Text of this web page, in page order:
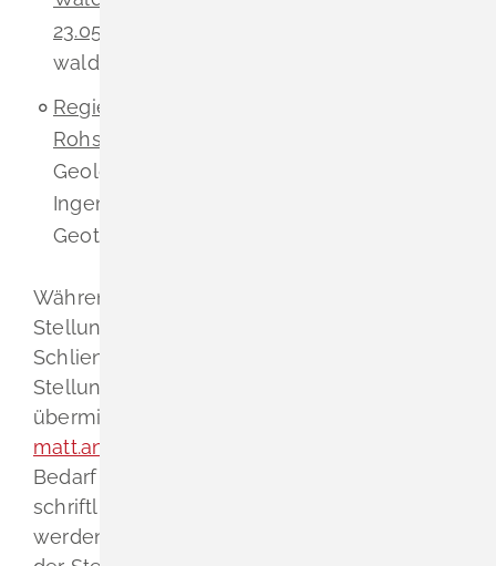
23.05.2025
waldfachlichen Belangen
Regierungspräsidium Freiburg – Geologie,
Rohstoffe und Bergbau vom 05.05.2025
Geologie, Geochemie, Bodenkunde,
Ingenieuregeologie, Hydrogeologie,
Geothermie und Rohstoffgeologie
Während der Veröffentlichungsfrist können
Stellungnahmen bei der Gemeinde
Schliengen abgegeben werden. Die
Stellungnahmen sollen elektronisch
übermittelt werden (z.B. per E-Mail an
matt.antje@schliengen.de
Bedarf auch auf anderem Weg (z.B.
schriftlich oder zur Niederschrift) abgegeben
werden. Da das Ergebnis der Behandlung